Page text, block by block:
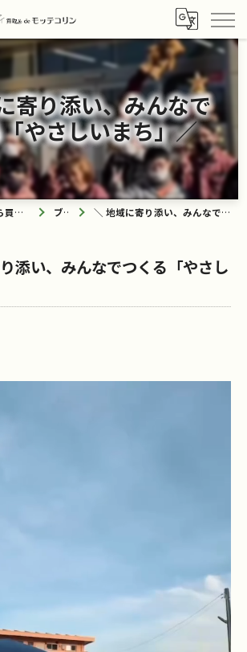
寄り添い、みんなで
やさしいまち」／
愛知の空き家なら買取ル de モッテコリン ブログ ＼ 地域に寄り添い、みんなでつくる「やさしいまち」／
添い、みんなでつくる「やさし